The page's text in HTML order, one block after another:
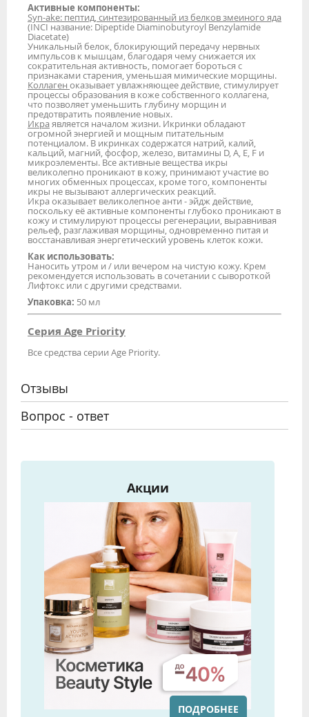
Активные компоненты:
Syn-ake: пептид, синтезированный из белков змеиного яда
(INCI название: Dipeptide Diaminobutyroyl Benzylamide
Diacetate)
Уникальный белок, блокирующий передачу нервных
импульсов к мышцам, благодаря чему снижается их
сократительная активность, помогает бороться с
признаками старения, уменьшая мимические морщины.
Коллаген оказывает увлажняющее действие, стимулирует
процессы образования в коже собственного коллагена,
что позволяет уменьшить глубину морщин и
предотвратить появление новых.
Икра является началом жизни. Икринки обладают
огромной энергией и мощным питательным
потенциалом. В икринках содержатся натрий, калий,
кальций, магний, фосфор, железо, витамины D, A, E, F и
микроэлементы. Все активные вещества икры
великолепно проникают в кожу, принимают участие во
многих обменных процессах, кроме того, компоненты
икры не вызывают аллергических реакций.
Икра оказывает великолепное анти - эйдж действие,
поскольку её активные компоненты глубоко проникают в
кожу и стимулируют процессы регенерации, выравнивая
рельеф, разглаживая морщины, одновременно питая и
восстанавливая энергетический уровень клеток кожи.
Как использовать:
Наносить утром и / или вечером на чистую кожу. Крем
рекомендуется использовать в сочетании с сывороткой
Лифтокс или с другими средствами.
Упаковка: 50 мл
Серия Age Priority
Все средства серии Age Priority.
Отзывы
Вопрос - ответ
Акции
ПОДРОБНЕЕ